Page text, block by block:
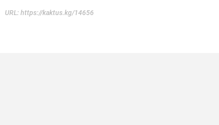
URL: https://kaktus.kg/14656